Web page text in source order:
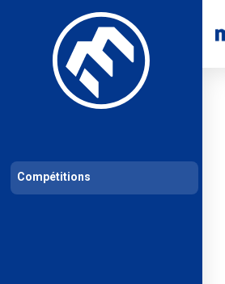
Les compétitions Calendrier de compétitions
Compétitions